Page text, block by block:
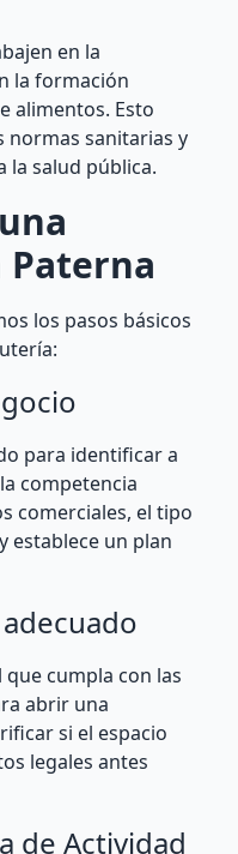
en la
la formación
alimentos. Esto
normas sanitarias y
la salud pública.
los pasos básicos
para identificar a
competencia
comerciales, el tipo
establece un plan
cumpla con las
abrir una
si el espacio
legales antes
de Actividad